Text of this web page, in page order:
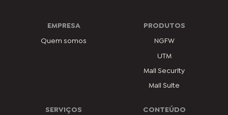
EMPRESA
Quem somos
PRODUTOS
NGFW
UTM
Mail Security
Mail Suite
SERVIÇOS CONTEÚDO